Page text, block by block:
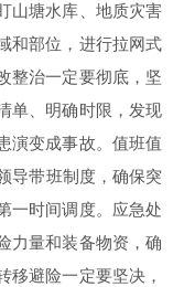
山塘水库、地质灾害
和部位，进行拉网式
整治一定要彻底，坚
单、明确时限，发现
演变成事故。值班值
导带班制度，确保突
一时间调度。应急处
力量和装备物资，确
移避险一定要坚决，